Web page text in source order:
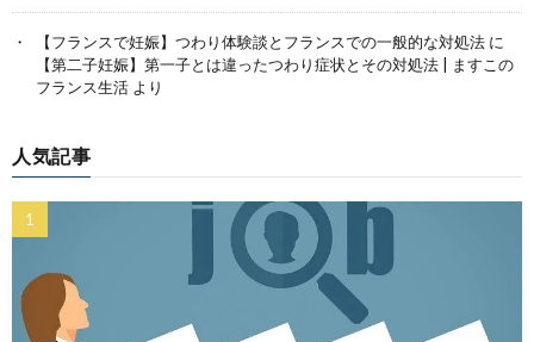
【フランスで妊娠】つわり体験談とフランスでの一般的な対処法 に
【第二子妊娠】第一子とは違ったつわり症状とその対処法 | ますこの
フランス生活 より
人気記事